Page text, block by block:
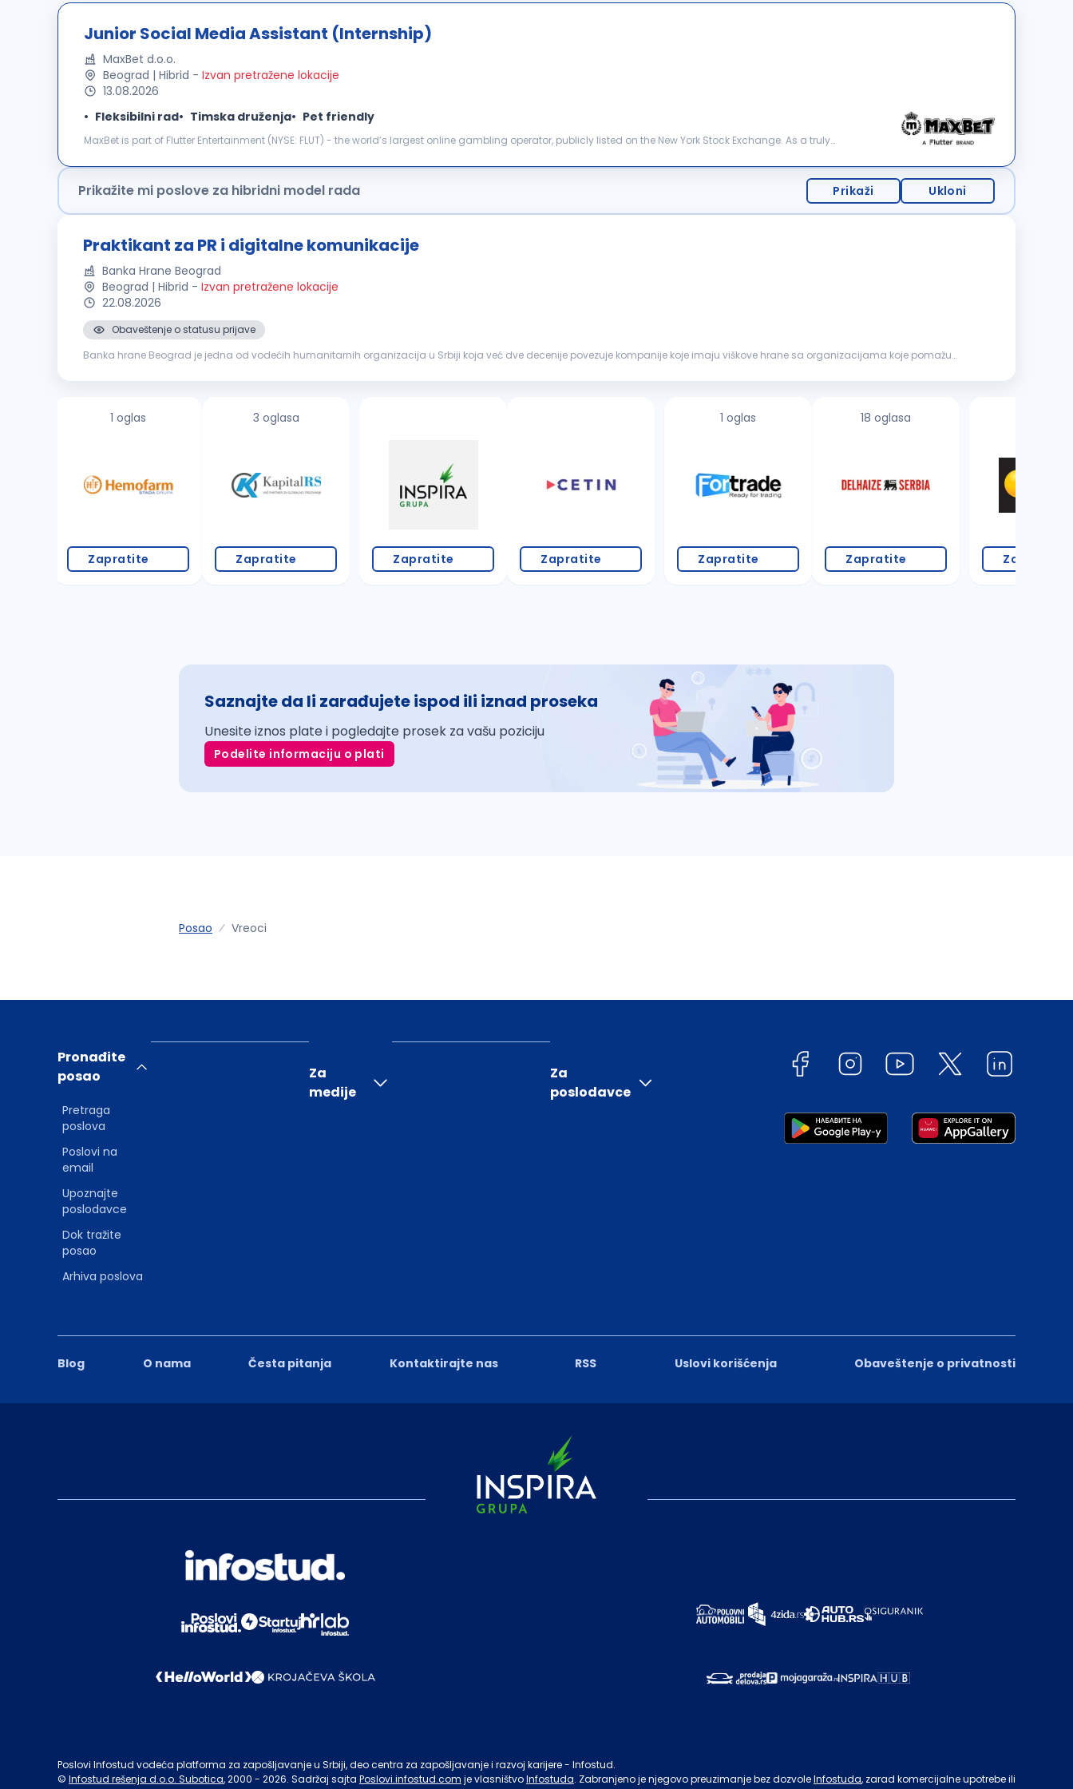
Junior Social Media Assistant (Internship)
MaxBet d.o.o.
Beograd | Hibrid - Izvan pretražene lokacije
13.08.2026
Fleksibilni rad
Timska druženja Pet friendly
MaxBet is part of Flutter Entertainment (NYSE: FLUT) - the world’s largest online gambling operator, publicly listed on the New York Stock Exchange. As a truly
Prikažite mi poslove za hibridni model rada Prikaži Ukloni
Praktikant za PR i digitalne komunikacije
Banka Hrane Beograd
Beograd | Hibrid - Izvan pretražene lokacije
22.08.2026
Obaveštenje o statusu prijave
Banka hrane Beograd je jedna od vodećih humanitarnih organizacija u Srbiji koja već dve decenije povezuje kompanije koje imaju viškove hrane sa organizacijama koje pomažu
1 oglas
Zapratite
3 oglasa
Zapratite Zapratite Zapratite
1 oglas
Zapratite
18 oglasa
Zapratite Zapratite
Saznajte da li zarađujete ispod ili iznad proseka
Unesite iznos plate i pogledajte prosek za vašu poziciju
Podelite informaciju o plati
Posao Vreoci
Blog O nama Česta pitanja Kontaktirajte nas RSS Uslovi korišćenja Obaveštenje o privatnosti
Pronađite
posao
Pretraga
poslova
Poslovi na
email
Upoznajte
poslodavce
Dok tražite
posao
Arhiva poslova
Za
medije
Za
poslodavce
Poslovi Infostud vodeća platforma za zapošljavanje u Srbiji, deo centra za zapošljavanje i razvoj karijere - Infostud.
© Infostud rešenja d.o.o. Subotica, 2000 - 2026. Sadržaj sajta Poslovi.infostud.com je vlasništvoInfostuda. Zabranjeno je njegovo preuzimanje bez dozvoleInfostuda, zarad komercijalne upotrebe ili